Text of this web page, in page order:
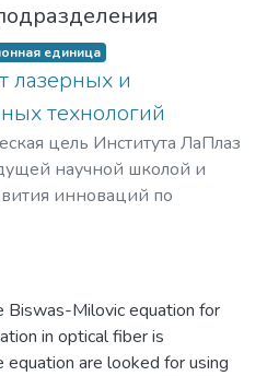
единица
лазерных и
технологий
цель Института ЛаПлаз
научной школой и
инноваций по
востребованными на
и мировом рынке
услуг.
Milovic equation for
in optical fiber is
are looked for using